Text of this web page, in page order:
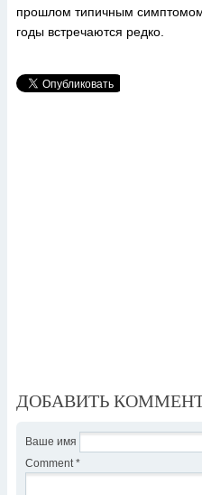
прошлом типичным
годы встречаются редко.
ДОБАВИТЬ
Ваше имя
Comment *